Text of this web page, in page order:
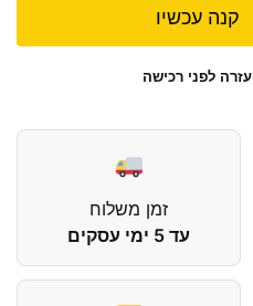
קנה עכשיו
עזרה לפני רכישה
זמן משלוח
עד 5 ימי עסקים